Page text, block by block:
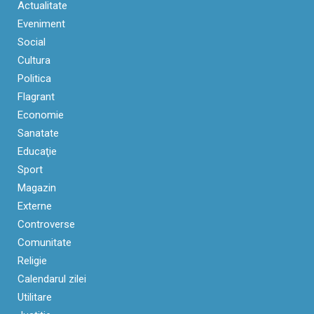
Actualitate
Eveniment
Social
Cultura
Politica
Flagrant
Economie
Sanatate
Educaţie
Sport
Magazin
Externe
Controverse
Comunitate
Religie
Calendarul zilei
Utilitare